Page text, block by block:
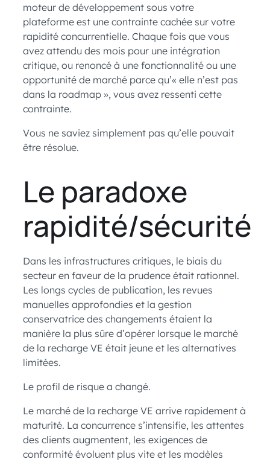
moteur de développement sous votre
plateforme est une contrainte cachée sur votre
rapidité concurrentielle. Chaque fois que vous
avez attendu des mois pour une intégration
critique, ou renoncé à une fonctionnalité ou une
opportunité de marché parce qu’« elle n’est pas
dans la roadmap », vous avez ressenti cette
contrainte.
Vous ne saviez simplement pas qu’elle pouvait
être résolue.
Le paradoxe
rapidité/sécurité
Dans les infrastructures critiques, le biais du
secteur en faveur de la prudence était rationnel.
Les longs cycles de publication, les revues
manuelles approfondies et la gestion
conservatrice des changements étaient la
manière la plus sûre d’opérer lorsque le marché
de la recharge VE était jeune et les alternatives
limitées.
Le profil de risque a changé.
Le marché de la recharge VE arrive rapidement à
maturité. La concurrence s’intensifie, les attentes
des clients augmentent, les exigences de
conformité évoluent plus vite et les modèles